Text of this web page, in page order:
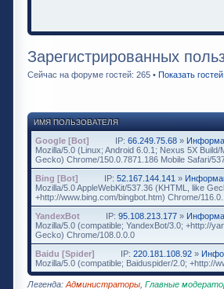
Зарегистрированных
Сейчас на форуме гостей: 265 • Показать гостей
ИМЯ ПОЛЬЗОВАТЕЛЯ
Google [Bot] IP: 66.249.75.68 »
Mozilla/5.0 (Linux; Android 6.0.1; Nexus 5X
Gecko) Chrome/150.0.7871.186 Mobile Safari/
Bing [Bot]
IP: 52.167.144.141 »
Mozilla/5.0 AppleWebKit/537.36 (KHTML, like
+http://www.bing.com/bingbot.htm) Chrome/
YandexBot
IP: 95.108.213.177 »
Mozilla/5.0 (compatible; YandexBot/3.0; +http://
Gecko) Chrome/108.0.0.0
Baidu [Spider]
IP: 220.181.108.92 »
Mozilla/5.0 (compatible; Baiduspider/2.0; +http://
Легенда: Администраторы Главные